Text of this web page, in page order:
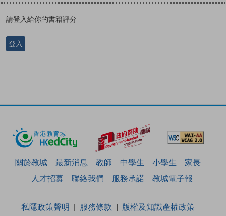
請登入給你的書籍評分
登入
關於教城 最新消息 教師 中學生 小學生
家長
人才招募
聯絡我們 服務承諾 教城電子報
私隱政策聲明 服務條款
版權及知識產權政策